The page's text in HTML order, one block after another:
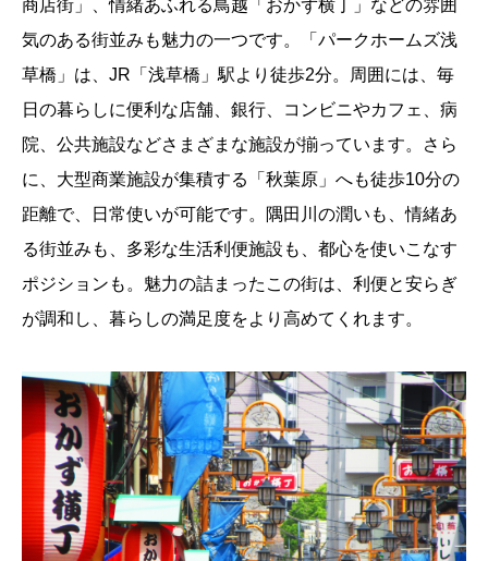
商店街」、情緒あふれる鳥越「おかず横丁」などの雰囲
気のある街並みも魅力の一つです。「パークホームズ浅
草橋」は、JR「浅草橋」駅より徒歩2分。周囲には、毎
日の暮らしに便利な店舗、銀行、コンビニやカフェ、病
院、公共施設などさまざまな施設が揃っています。さら
に、大型商業施設が集積する「秋葉原」へも徒歩10分の
距離で、日常使いが可能です。隅田川の潤いも、情緒あ
る街並みも、多彩な生活利便施設も、都心を使いこなす
ポジションも。魅力の詰まったこの街は、利便と安らぎ
が調和し、暮らしの満足度をより高めてくれます。